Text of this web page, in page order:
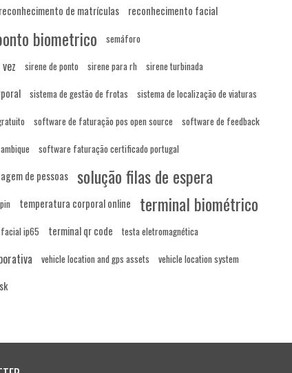
reconhecimento de matrículas reconhecimento facial
biometrico semáforo
sirene de ponto sirene para rh
sirene turbinada
sistema de gestão de frotas sistema de localização de viaturas
software de faturação pos open source
software de feedback
software faturação certificado portugal
de pessoas solução filas de espera
temperatura corporal online terminal biométrico
ip65 terminal qr code testa eletromagnética
vehicle location and gps assets
vehicle location system